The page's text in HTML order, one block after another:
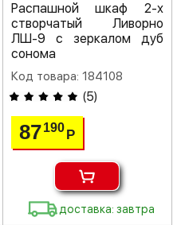
Распашной шкаф 2-х
створчатый Ливорно
ЛШ-9 с зеркалом дуб
сонома
Код товара: 184108
(5)
87 190 Р
доставка: завтра